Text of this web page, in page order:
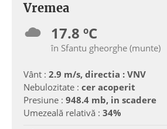
Vremea
17.8 ºC
în Sfantu gheorghe (munte)
Vânt : 2.9 m/s, directia : VNV
Nebulozitate : cer acoperit
Presiune : 948.4 mb, in scadere
Umezeală relativă : 34%